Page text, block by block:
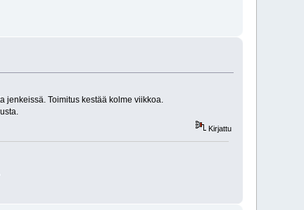
jenkeissä. Toimitus kestää kolme viikkoa.
Kirjattu